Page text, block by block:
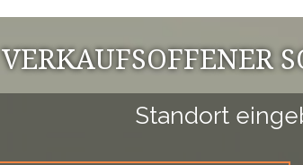
VERKAUFSOFFENER
Standort